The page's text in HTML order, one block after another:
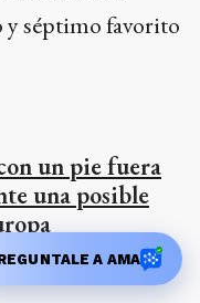
y séptimo favorito
un pie fuera
una posible
A AMA